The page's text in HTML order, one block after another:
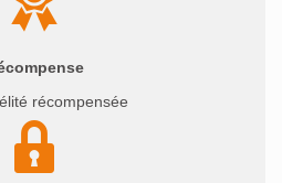
récompensée